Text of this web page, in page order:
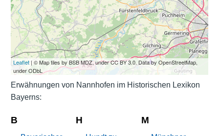
Leaflet| © Map tiles by BSB MDZ, under CC BY 3.0. Data by OpenStreetMap,
under ODbL
Erwähnungen von Nannhofen im Historischen Lexikon
Bayerns:
B H M